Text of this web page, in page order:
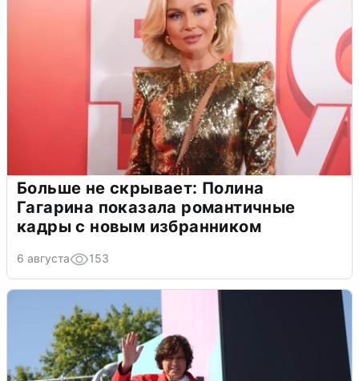
Больше не скрывает: Полина
Гагарина показала романтичные
кадры с новым избранником
6 августа 153